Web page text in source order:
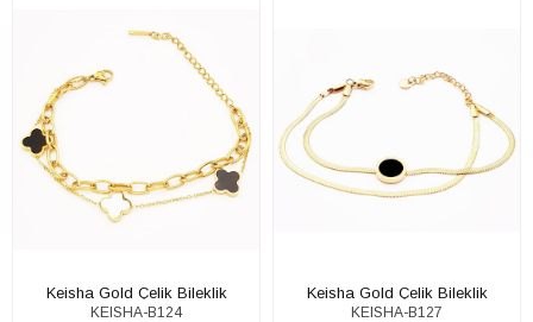
Keisha Gold Çelik Bileklik
KEISHA-B124
Keisha Gold Çelik Bileklik
KEISHA-B127